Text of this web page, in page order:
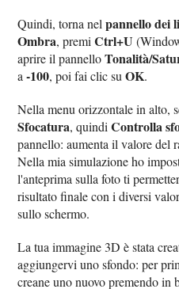
Quindi, torna nelpannello dei
Ombra, premiCtrl+U
aprire il pannelloTonalità/
a-100, poi fai clic suOK.
Nella menu orizzontale in alto,
Sfocatura, quindiControlla
pannello: aumenta il valore del
Nella mia simulazione ho
l'anteprima sulla foto ti
risultato finale con i diversi
sullo schermo.
La tua immagine 3D è stata
aggiungervi uno sfondo: per
creane uno nuovo premendo in